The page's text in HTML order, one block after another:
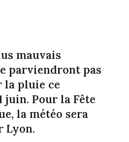
mauvais
parviendront pas
la pluie ce
juin. Pour la Fête
la météo sera
Lyon.